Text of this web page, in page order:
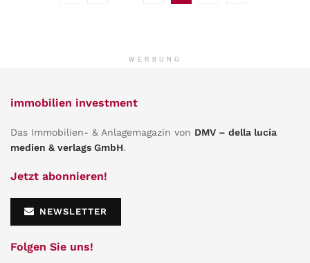
WERBUNG
immobilien investment
Das Immobilien- & Anlagemagazin von DMV – della lucia
medien & verlags GmbH.
Jetzt abonnieren!
NEWSLETTER
Folgen Sie uns!